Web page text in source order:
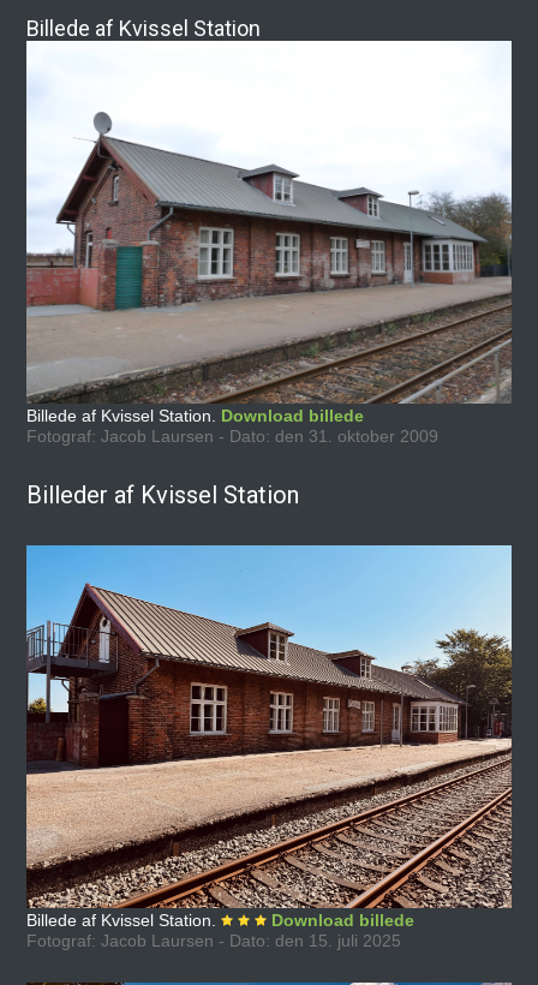
Billede af Kvissel Station
Billede af Kvissel Station. Download billede
Fotograf: Jacob Laursen - Dato: den 31. oktober 2009
Billeder af Kvissel Station
Billede af Kvissel Station.
Download billede
Fotograf: Jacob Laursen - Dato: den 15. juli 2025